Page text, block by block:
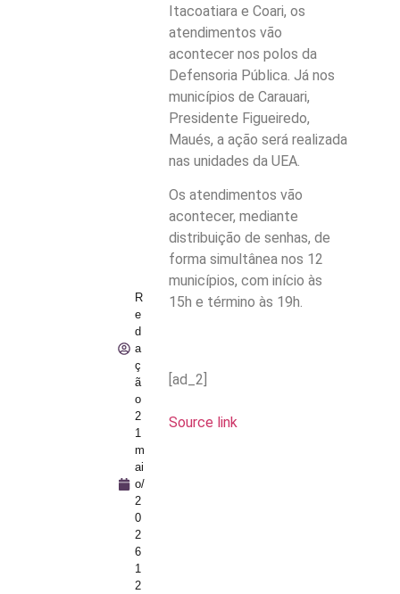
R
e
d
a
ç
ã
o
2
1
m
ai
o/
2
0
2
6
1
2
Itacoatiara e Coari, os
atendimentos vão
acontecer nos polos da
Defensoria Pública. Já nos
municípios de Carauari,
Presidente Figueiredo,
Maués, a ação será realizada
nas unidades da UEA.
Os atendimentos vão
acontecer, mediante
distribuição de senhas, de
forma simultânea nos 12
municípios, com início às
15h e término às 19h.
[ad_2]
Source link